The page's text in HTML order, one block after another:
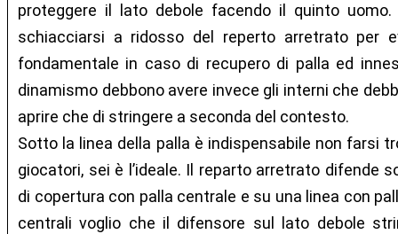
proteggere il lato debole facendo il quinto
schiacciarsi a ridosso del reperto arretrato per
fondamentale in caso di recupero di palla ed
dinamismo debbono avere invece gli interni che
aprire che di stringere a seconda del contesto.
Sotto la linea della palla è indispensabile non farsi
giocatori, sei è l’ideale. Il reparto arretrato difende
di copertura con palla centrale e su una linea con
centrali voglio che il difensore sul lato debole